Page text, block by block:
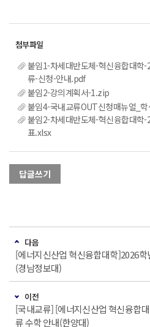
붙임1-차세대반도체-혁신융합대학
류-신청-안내.pdf
붙임2-강의계획서-1.zip
붙임4-국내교류OUT신청매뉴얼_
붙임2-차세대반도체-혁신융합대학
표.xlsx
답글쓰기
다음
[에너지신산업 혁신융합대학]2026학
(경남정보대)
이전
[국내교류] [에너지신산업 혁신융합
류 수학 안내(한양대)